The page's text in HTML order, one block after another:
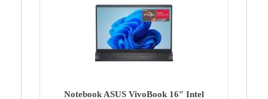
Notebook ASUS VivoBook 16″ Intel